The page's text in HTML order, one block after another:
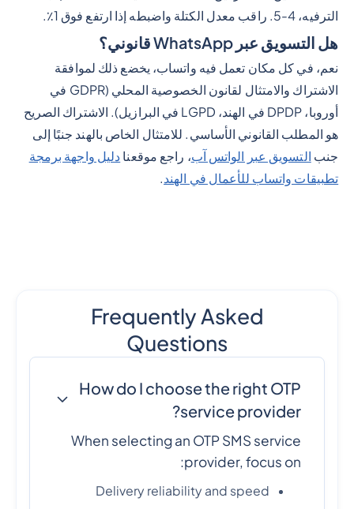
الترفيه، 4-5. راقب معدل الكتلة واضبطه إذا ارتفع فوق 1٪.
هل التسويق عبر WhatsApp قانوني؟
نعم، في كل مكان تعمل فيه واتساب، يخضع ذلك لموافقة
الاشتراك والامتثال لقانون الخصوصية المحلي (GDPR في
أوروبا، DPDP في الهند، LGPD في البرازيل). الاشتراك الصريح
هو المطلب القانوني الأساسي. للامتثال الخاص بالهند جنبًا إلى
جنب التسويق عبر الواتس آب، راجع موقعنا دليل واجهة برمجة
تطبيقات واتساب للأعمال في الهند.
Frequently Asked
Questions
How do I choose the right OTP
service provider?
When selecting an OTP SMS service
provider, focus on:
Delivery reliability and speed